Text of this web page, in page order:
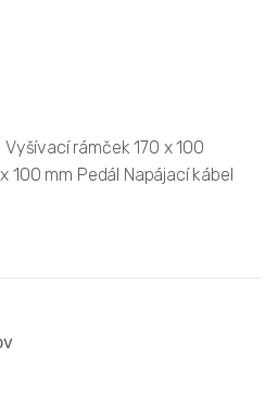
rámček 170 x 100
100 mm Pedál Napájací kábel